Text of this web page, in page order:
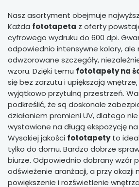
Nasz asortyment obejmuje
Każda fototapeta z oferty
cyfrowego wydruku do 600 dpi.
odpowiednio intensywne kolory, ale
odwzorowane szczegóły,
wzoru. Dzięki temu fototapety na
się bez zarzutu i upiększają
wyjątkowo przytulną przestrzeń.
podkreślić, że są doskonale
działaniem promieni UV, dlatego
wystawione na długą ekspozycję na
Wysokiej jakości fototapetyto
tylko do domu. Bardzo dobrze
biurze. Odpowiednio dobrany wzór
odświeżenie aranżacji, a przy okazji
powiększenie i rozświetlenie